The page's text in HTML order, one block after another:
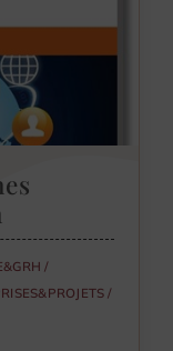
/
/